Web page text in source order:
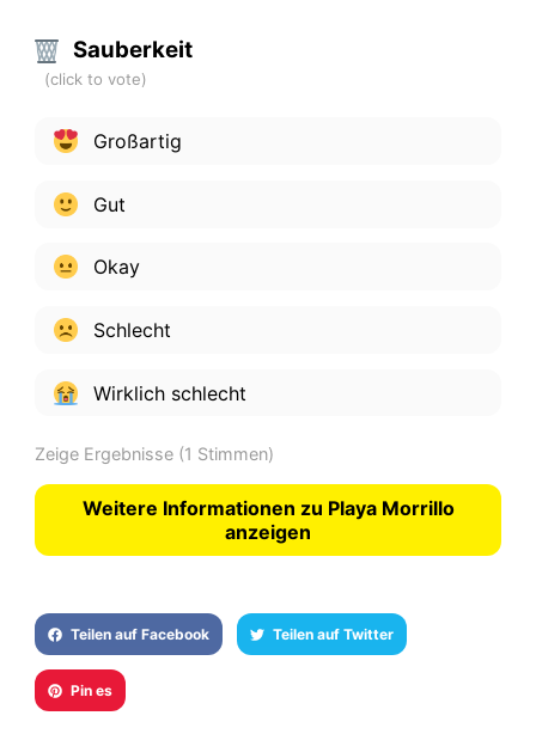
Sauberkeit
Großartig
Gut
Okay
Schlecht
Wirklich schlecht
Zeige Ergebnisse(1 Stimmen)
Weitere Informationen zu Playa Morrillo
anzeigen
Teilen auf Facebook Teilen auf Twitter
Pin es